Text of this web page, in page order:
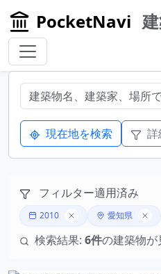
PocketNavi
現在地を検索 詳
フィルター適用済み
2010 愛知県
検索結果: 6件の建築物が